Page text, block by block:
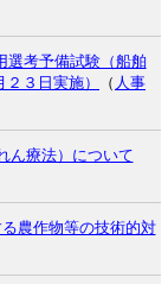
選考予備試験（船舶
３日実施）
（ 人事
ん療法）について
農作物等の技術的対